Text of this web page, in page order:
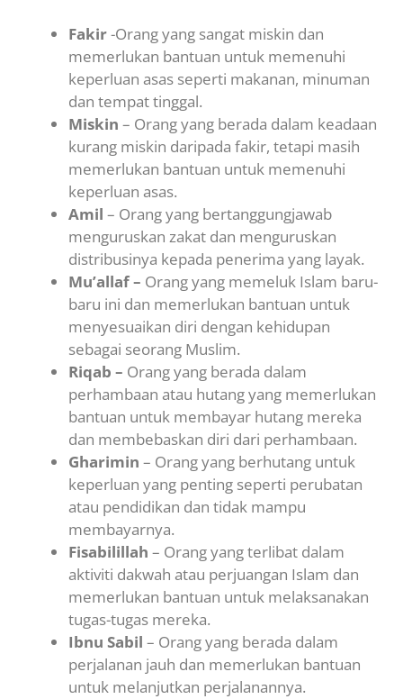
Fakir-Orang yang sangat miskin dan
memerlukan bantuan untuk memenuhi
keperluan asas seperti makanan, minuman
dan tempat tinggal.
Miskin – Orang yang berada dalam keadaan
kurang miskin daripada fakir, tetapi masih
memerlukan bantuan untuk memenuhi
keperluan asas.
Amil – Orang yang bertanggungjawab
menguruskan zakat dan menguruskan
distribusinya kepada penerima yang layak.
Mu’allaf – Orang yang memeluk Islam baru-
baru ini dan memerlukan bantuan untuk
menyesuaikan diri dengan kehidupan
sebagai seorang Muslim.
Riqab – Orang yang berada dalam
perhambaan atau hutang yang memerlukan
bantuan untuk membayar hutang mereka
dan membebaskan diri dari perhambaan.
Gharimin – Orang yang berhutang untuk
keperluan yang penting seperti perubatan
atau pendidikan dan tidak mampu
membayarnya.
Fisabilillah – Orang yang terlibat dalam
aktiviti dakwah atau perjuangan Islam dan
memerlukan bantuan untuk melaksanakan
tugas-tugas mereka.
Ibnu Sabil – Orang yang berada dalam
perjalanan jauh dan memerlukan bantuan
untuk melanjutkan perjalanannya.